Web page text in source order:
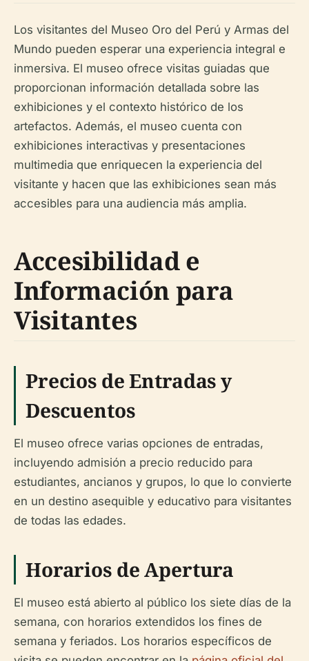
Los visitantes del Museo Oro del Perú y Armas del
Mundo pueden esperar una experiencia integral e
inmersiva. El museo ofrece visitas guiadas que
proporcionan información detallada sobre las
exhibiciones y el contexto histórico de los
artefactos. Además, el museo cuenta con
exhibiciones interactivas y presentaciones
multimedia que enriquecen la experiencia del
visitante y hacen que las exhibiciones sean más
accesibles para una audiencia más amplia.
Accesibilidad e
Información para
Visitantes
Precios de Entradas y
Descuentos
El museo ofrece varias opciones de entradas,
incluyendo admisión a precio reducido para
estudiantes, ancianos y grupos, lo que lo convierte
en un destino asequible y educativo para visitantes
de todas las edades.
Horarios de Apertura
El museo está abierto al público los siete días de la
semana, con horarios extendidos los fines de
semana y feriados. Los horarios específicos de